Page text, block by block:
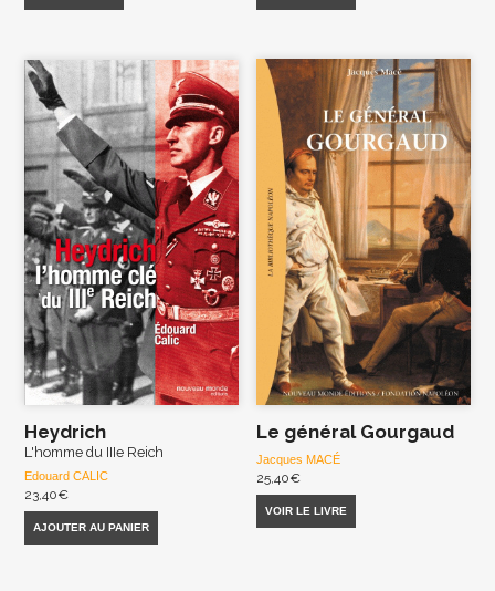
Heydrich
L'homme du IIIe Reich
Edouard CALIC
23,40€
AJOUTER AU PANIER
Le général Gourgaud
Jacques MACÉ
25,40€
VOIR LE LIVRE